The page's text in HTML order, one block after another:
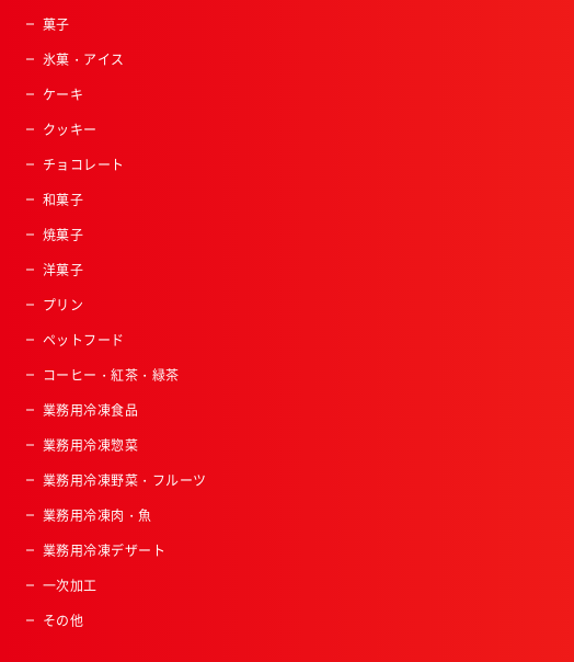
菓子
氷菓・アイス
ケーキ
クッキー
チョコレート
和菓子
焼菓子
洋菓子
プリン
ペットフード
コーヒー・紅茶・緑茶
業務用冷凍食品
業務用冷凍惣菜
業務用冷凍野菜・フルーツ
業務用冷凍肉・魚
業務用冷凍デザート
一次加工
その他